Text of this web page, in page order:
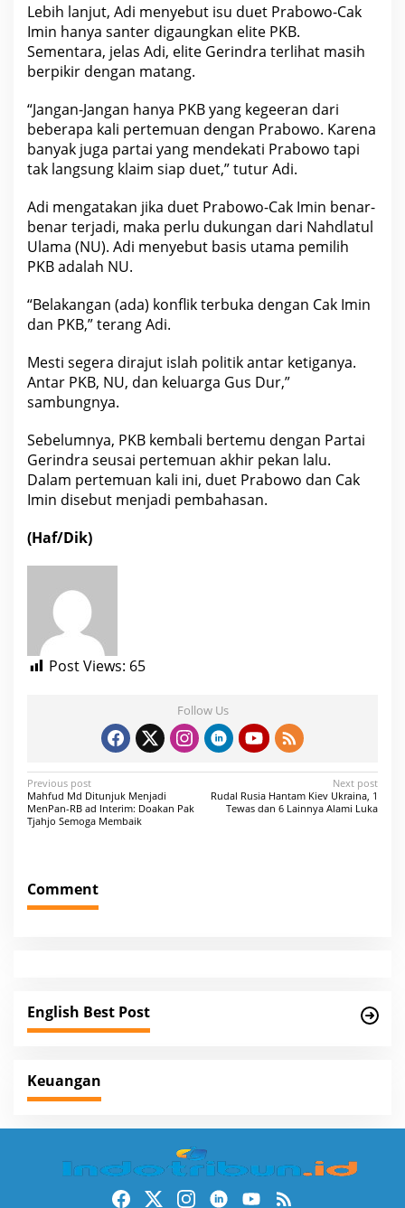
Lebih lanjut, Adi menyebut isu duet Prabowo-Cak
Imin hanya santer digaungkan elite PKB.
Sementara, jelas Adi, elite Gerindra terlihat masih
berpikir dengan matang.
“Jangan-Jangan hanya PKB yang kegeeran dari
beberapa kali pertemuan dengan Prabowo. Karena
banyak juga partai yang mendekati Prabowo tapi
tak langsung klaim siap duet,” tutur Adi.
Adi mengatakan jika duet Prabowo-Cak Imin benar-
benar terjadi, maka perlu dukungan dari Nahdlatul
Ulama (NU). Adi menyebut basis utama pemilih
PKB adalah NU.
“Belakangan (ada) konflik terbuka dengan Cak Imin
dan PKB,” terang Adi.
Mesti segera dirajut islah politikantar ketiganya.
Antar PKB, NU, dan keluarga Gus Dur,”
sambungnya.
Sebelumnya, PKB kembali bertemu dengan Partai
Gerindra seusai pertemuan akhir pekan lalu.
Dalam pertemuan kali ini, duet Prabowo dan Cak
Imin disebut menjadi pembahasan.
(Haf/Dik)
Post Views: 65
Follow Us
P
o
n
a
a
t
i
o
Previous post
Mahfud Md Ditunjuk Menjadi
MenPan-RB ad Interim: Doakan Pak
Tjahjo Semoga Membaik
Next post
Rudal Rusia Hantam Kiev Ukraina, 1
Tewas dan 6 Lainnya Alami Luka
Comment
English Best Post
Keuangan